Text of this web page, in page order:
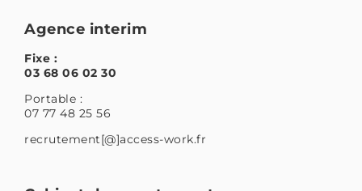
Agence interim
Fixe :
03 68 06 02 30
Portable :
07 77 48 25 56
recrutement[@]access-work.fr